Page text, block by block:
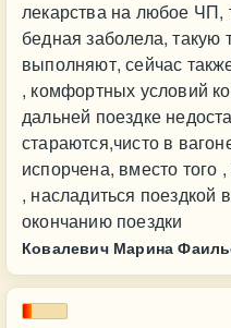
лекарства на любое ЧП,
бедная заболела, такую
выполняют, сейчас
, комфортных условий
дальней поездке
стараются,чисто в
испорчена, вместо того
, насладиться поездкой
окончанию поездки
Ковалевич Марина